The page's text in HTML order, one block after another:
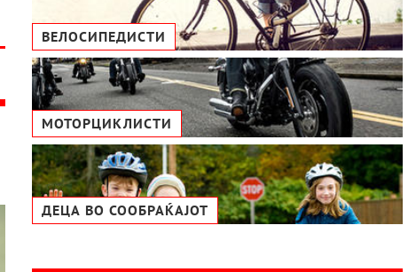
ВЕЛОСИПЕДИСТИ
МОТОРЦИКЛИСТИ
ДЕЦА ВО СООБРАЌАЈОТ